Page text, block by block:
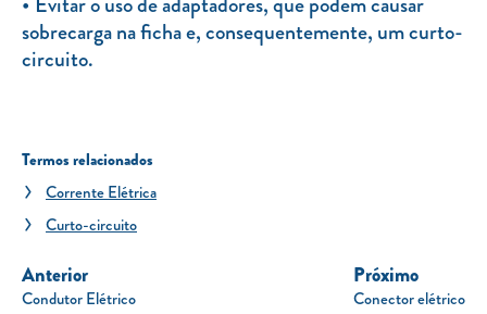
sobrecarga na ficha e, consequentemente, um curto-
circuito.
Termos relacionados
Corrente Elétrica
Curto-circuito
Anterior
Condutor Elétrico
Próximo
Conector elétrico